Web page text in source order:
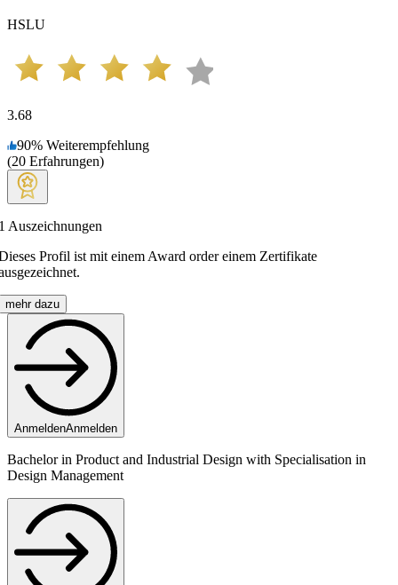
HSLU
3.68
90% Weiterempfehlung
(20 Erfahrungen)
Auszeichnungen
Profil ist mit einem Award order einem Zertifikate
mehr dazu
AnmeldenAnmelden
Bachelor in Product and Industrial Design with Specialisation in
Design Management